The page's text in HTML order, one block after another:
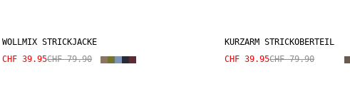
WOLLMIX STRICKJACKE
CHF 39.95CHF 79.90
KURZARM STRICKOBERTEIL
CHF 39.95CHF 79.90